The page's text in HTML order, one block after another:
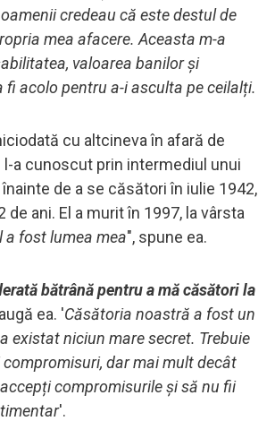
credeau că este destul de
mea afacere. Aceasta m-a
valoarea banilor și
fi acolo pentru a-i asculta pe ceilalți.
cu altcineva în afară de
l-a cunoscut prin intermediul unui
de a se căsători în iulie 1942,
de ani. El a murit în 1997, la vârsta
a fost lumea mea", spune ea.
bătrână pentru a mă căsători la
ea. 'Căsătoria noastră a fost un
existat niciun mare secret. Trebuie
dar mai mult decât
compromisurile și să nu fii
'.